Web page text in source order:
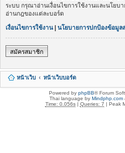
ระบบ กรุณาอ่านเงื่อนไขการใช้งานและนโย
อ่านกฎของแต่ละบอร์ด
เงื่อนไขการใช้งาน| นโยบายการปกป้องข้อมูล
สมัครสมาชิก
หน้าเว็บ หน้าเว็บบอร์ด
Powered by phpBB® Forum
Thai language by Mindphp.com
Time: 0.056s| Queries: 7 | Peak